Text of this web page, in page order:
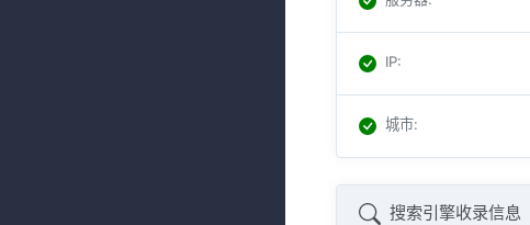
IP:
城市:
搜索引擎收录信息